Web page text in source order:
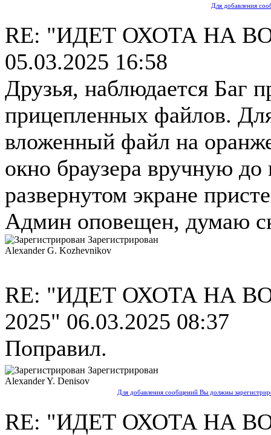
Для добавления
RE: "ИДЕТ ОХОТА НА
05.03.2025 16:58
Друзья, наблюдается Баг
прицепленных файлов.
вложенный файл на
окно браузера вручную
развернутом экране
Админ оповещен, думаю
Зарегистрирован
Alexander G. Kozhevnikov
RE: "ИДЕТ ОХОТА НА
2025" 06.03.2025 08:37
Поправил.
Зарегистрирован
Alexander Y. Denisov
Для добавления сообщений Вы должны
RE: "ИДЕТ ОХОТА НА